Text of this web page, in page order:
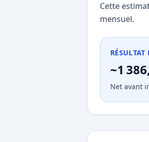
Cette
mensuel.
RÉSULTAT
~1
Net avant